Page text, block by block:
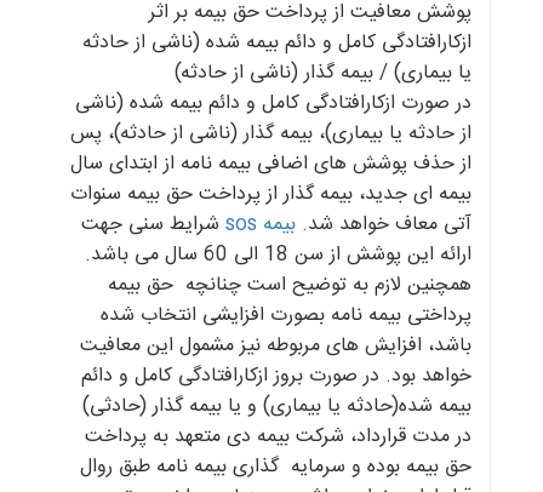
پوشش معافیت از پرداخت حق بیمه بر اثر
ازکارافتادگی کامل و دائم بیمه شده (ناشی از حادثه
یا بیماری) / بیمه گذار (ناشی از حادثه)
در صورت ازکارافتادگی کامل و دائم بیمه شده (ناشی
از حادثه یا بیماری)، بیمه گذار (ناشی از حادثه)، پس
از حذف پوشش های اضافی بیمه نامه از ابتدای سال
بیمه ای جدید، بیمه گذار از پرداخت حق بیمه سنوات
آتی معاف خواهد شد. بیمه sos
شرایط سنی جهت
ارائه این پوشش از سن 18 الی 60 سال می باشد.
همچنین لازم به توضیح است چنانچه حق بیمه
پرداختی بیمه نامه بصورت افزایشی انتخاب شده
باشد، افزایش های مربوطه نیز مشمول این معافیت
خواهد بود. در صورت بروز ازکارافتادگی کامل و دائم
بیمه شده(حادثه یا بیماری) و یا بیمه گذار (حادثی)
در مدت قرارداد، شرکت بیمه دی متعهد به پرداخت
حق بیمه بوده و سرمایه گذاری بیمه نامه طبق روال